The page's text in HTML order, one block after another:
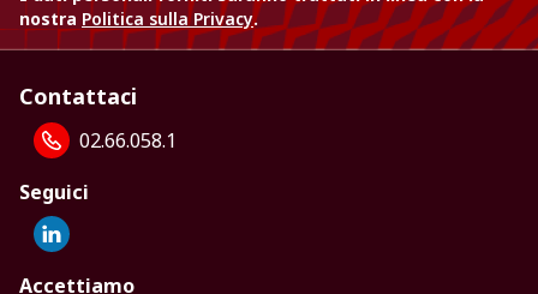
nostra Politica sulla Privacy.
Contattaci
02.66.058.1
Seguici
Accettiamo